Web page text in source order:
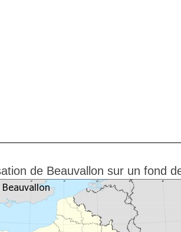
de Beauvallon sur un fond